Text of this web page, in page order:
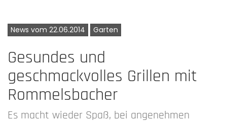
News vom 22.06.2014 Garten
Gesundes und
geschmackvolles Grillen mit
Rommelsbacher
Es macht wieder Spaß, bei angenehmen